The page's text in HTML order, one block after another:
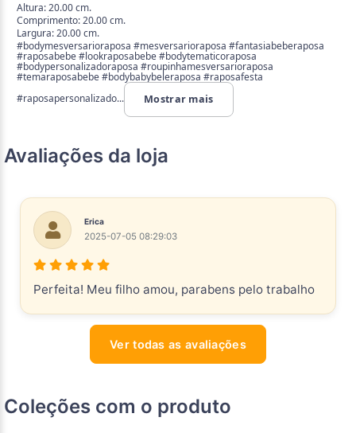
Altura: 20.00 cm.
Comprimento: 20.00 cm.
Largura: 20.00 cm.
#bodymesversarioraposa #mesversarioraposa #fantasiabeberaposa
#raposabebe #lookraposabebe #bodytematicoraposa
#bodypersonalizadoraposa #roupinhamesversarioraposa
#temaraposabebe #bodybabybeleraposa #raposafesta
#raposapersonalizado...
Mostrar mais
Avaliações da loja
Erica
2025-07-05 08:29:03
Perfeita! Meu filho amou, parabens pelo trabalho
Ver todas as avaliações
Coleções com o produto